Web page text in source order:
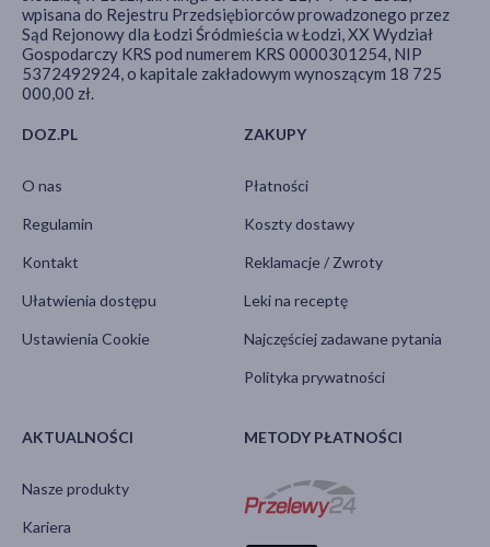
DOZ.PL
O nas
Regulamin
Kontakt
Ułatwienia dostępu
Ustawienia Cookie
ZAKUPY
Płatności
Koszty dostawy
Reklamacje / Zwroty
Leki na receptę
Najczęściej zadawane pytania
Polityka prywatności
AKTUALNOŚCI
Nasze produkty
Kariera
METODY PŁATNOŚCI
wpisana do Rejestru Przedsiębiorców prowadzonego przez
Sąd Rejonowy dla Łodzi Śródmieścia w Łodzi, XX Wydział
Gospodarczy KRS pod numerem KRS 0000301254, NIP
5372492924, o kapitale zakładowym wynoszącym 18 725
000,00 zł.